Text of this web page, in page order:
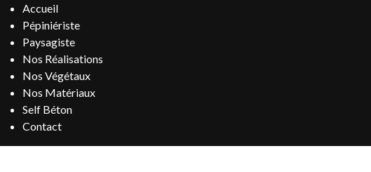
Accueil
Pépiniériste
Paysagiste
Nos Réalisations
Nos Végétaux
Nos Matériaux
Self Béton
Contact